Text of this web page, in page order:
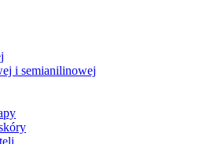
i semianilinowej